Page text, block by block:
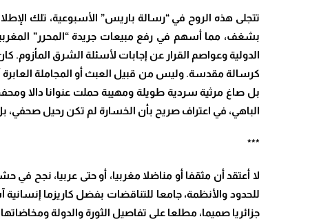
تتجلى هذه الروح في “رسالة باريس” الأسبوعية، تلك
بشغف، مما أسهم في رفع مبيعات جريدة “المحرر”
الدولية وعواصم القرار عن إجابات لأسئلة الشرق
كرسالة مقدسة. وليس من قبيل العبث أو المجاملة العابرة أن
بل صاغ مرثية سردية طويلة ومهيبة حملت عنوانا دالا
الباهي، في اعتراف صريح بأن الخسارة لم تكن رحيل صحفي،
***
لا أعتقد أن مثقفا أو مناضلا مغربيا، أو حتى عربيا، نجح
للحدود والأنظمة، جامعا للتناقضات بفضل كاريزما
جزائريا صميما، مطلعا على تفاصيل الثورة والدولة